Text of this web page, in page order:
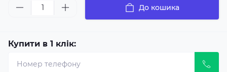
До кошика
Купити в 1 клік: